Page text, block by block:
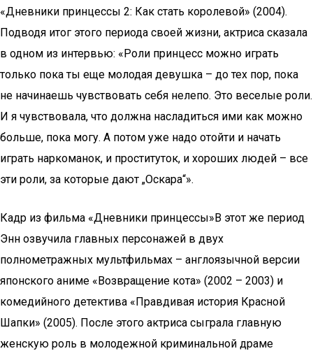
«Дневники принцессы 2: Как стать королевой» (2004).
Подводя итог этого периода своей жизни, актриса сказала
в одном из интервью: «Роли принцесс можно играть
только пока ты еще молодая девушка – до тех пор, пока
не начинаешь чувствовать себя нелепо. Это веселые роли.
И я чувствовала, что должна насладиться ими как можно
больше, пока могу. А потом уже надо отойти и начать
играть наркоманок, и проституток, и хороших людей – все
эти роли, за которые дают „Оскара“».
Кадр из фильма «Дневники принцессы»В этот же период
Энн озвучила главных персонажей в двух
полнометражных мультфильмах – англоязычной версии
японского аниме «Возвращение кота» (2002 – 2003) и
комедийного детектива «Правдивая история Красной
Шапки» (2005). После этого актриса сыграла главную
женскую роль в молодежной криминальной драме